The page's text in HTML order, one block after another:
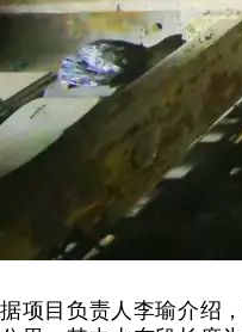
据项目负责人李瑜介绍